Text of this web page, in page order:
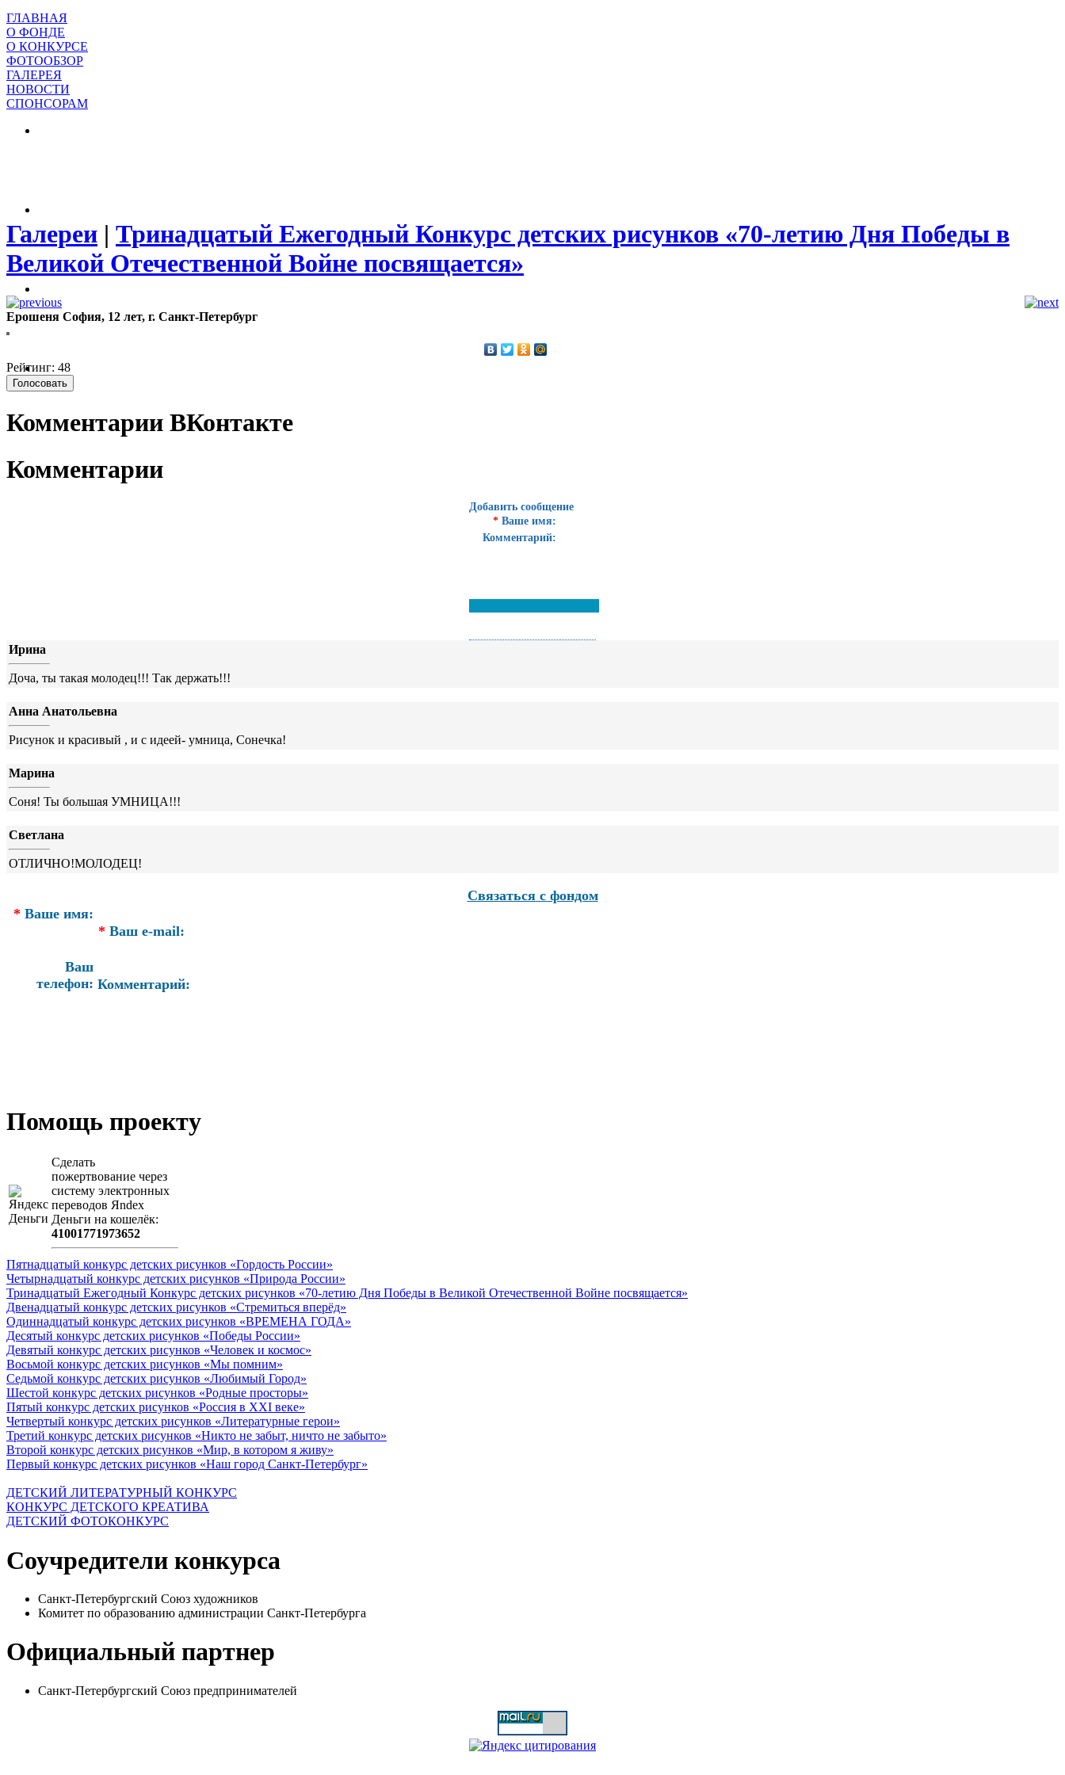
ГЛАВНАЯ
О ФОНДЕ
О КОНКУРСЕ
ФОТООБЗОР
ГАЛЕРЕЯ
НОВОСТИ
СПОНСОРАМ
Галереи | Тринадцатый Ежегодный Конкурс детских рисунков «70-летию Дня Победы в
Великой Отечественной Войне посвящается»
Ерошеня София, 12 лет, г. Санкт-Петербург
Рейтинг: 48
Комментарии ВКонтакте
Комментарии
Добавить сообщение
* Ваше имя:
Комментарий:
Ирина
Доча, ты такая молодец!!! Так держать!!!
Анна Анатольевна
Рисунок и красивый , и с идеей- умница, Сонечка!
Марина
Соня! Ты большая УМНИЦА!!!
Светлана
ОТЛИЧНО!МОЛОДЕЦ!
Связаться с фондом
* Ваше имя:
* Ваш e-mail:
Ваш
телефон: Комментарий:
Помощь проекту
Сделать
пожертвование через
систeму элeктронных
пeрeводов Яndex
Деньги на кошeлёк:
41001771973652
Пятнадцатый конкурс детских рисунков «Гордость России»
Четырнадцатый конкурс детских рисунков «Природа России»
Тринадцатый Ежегодный Конкурс детских рисунков «70-летию Дня Победы в Великой Отечественной Войне посвящается»
Двенадцатый конкурс детских рисунков «Стремиться вперёд»
Одиннадцатый конкурс детских рисунков «ВРЕМЕНА ГОДА»
Десятый конкурс детских рисунков «Победы России»
Девятый конкурс детских рисунков «Человек и космос»
Восьмой конкурс детских рисунков «Мы помним»
Седьмой конкурс детских рисунков «Любимый Город»
Шестой конкурс детских рисунков «Родные просторы»
Пятый конкурс детских рисунков «Россия в XXI веке»
Четвертый конкурс детских рисунков «Литературные герои»
Третий конкурс детских рисунков «Никто не забыт, ничто не забыто»
Второй конкурс детских рисунков «Мир, в котором я живу»
Первый конкурс детских рисунков «Наш город Санкт-Петербург»
ДЕТСКИЙ ЛИТЕРАТУРНЫЙ КОНКУРС
КОНКУРС ДЕТСКОГО КРЕАТИВА
ДЕТСКИЙ ФОТОКОНКУРС
Соучредители конкурса
Санкт-Петербургский Союз художников
Комитет по образованию администрации Санкт-Петербурга
Официальный партнер
Санкт-Петербургский Союз предпринимателей